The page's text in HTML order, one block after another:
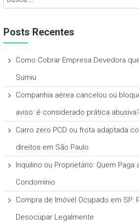
Posts Recentes
Como Cobrar Empresa Devedora
Sumiu
Companhia aérea cancelou ou
aviso: é considerado prática
Carro zero PCD ou frota adaptada
direitos em São Paulo
Inquilino ou Proprietário: Quem
Condomínio
Compra de Imóvel Ocupado em SP:
Desocupar Legalmente